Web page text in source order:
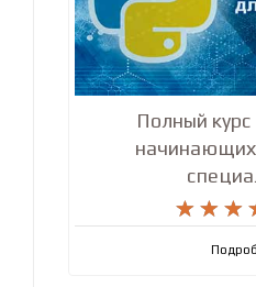
Полный
начинающих
  
  